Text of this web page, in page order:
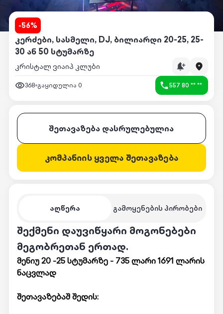
-56%
კერძები, სასმელი, DJ, ბილიარდი 20-25, 25-
30 ან 50 სტუმარზე
კრისტალ ვიაიპ კლუბი
368 გაყიდულია 0 557 80 ** **
აღწერა გამოყენების პირობები
შექმენი დაუვიწყარი მოგონებები
მეგობრეთან ერთად.
მენიუ 20 -25 სტუმარზე - 735 ლარი 1691 ლარის
ნაცვლად
შეთავაზებაშ შედის:
შეთავაზება დასრულებულია
კომპანიის ყველა შეთავაზება